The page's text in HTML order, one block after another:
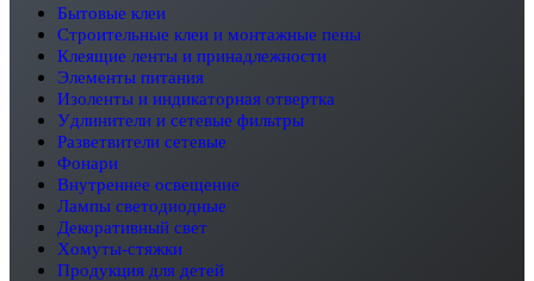
бытовые клеи
строительные клеи и монтажные пены
клеящие ленты и принадлежности
элементы питания
изоленты и индикаторная отвертка
удлинители и сетевые фильтры
разветвители сетевые
фонари
внутреннее освещение
лампы светодиодные
декоративный свет
хомуты-стяжки
продукция для детей